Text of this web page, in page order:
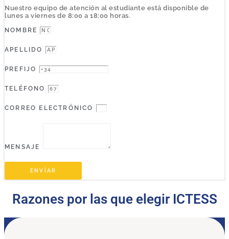
Nuestro equipo de atención al estudiante está disponible de
lunes a viernes de 8:00 a 18:00 horas.
NOMBRE
APELLIDO
PREFIJO
TELÉFONO
CORREO ELECTRÓNICO
MENSAJE
ENVÍAR
Razones por las que elegir ICTESS